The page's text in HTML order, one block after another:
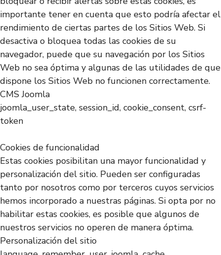
importante tener en cuenta que esto podría afectar el
rendimiento de ciertas partes de los Sitios Web. Si
desactiva o bloquea todas las cookies de su
navegador, puede que su navegación por los Sitios
Web no sea óptima y algunas de las utilidades de que
dispone los Sitios Web no funcionen correctamente.
CMS Joomla
joomla_user_state, session_id, cookie_consent, csrf-
token
Cookies de funcionalidad
Estas cookies posibilitan una mayor funcionalidad y
personalización del sitio. Pueden ser configuradas
tanto por nosotros como por terceros cuyos servicios
hemos incorporado a nuestras páginas. Si opta por no
habilitar estas cookies, es posible que algunos de
nuestros servicios no operen de manera óptima.
Personalización del sitio